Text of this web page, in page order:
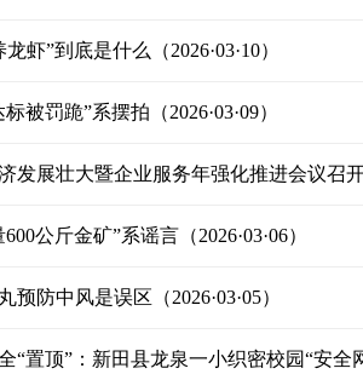
虾”到底是什么（2026·03·10）
被罚跪”系摆拍（2026·03·09）
发展壮大暨企业服务年强化推进会议召
公斤金矿”系谣言（2026·03·06）
防中风是误区（2026·03·05）
“置顶”：新田县龙泉一小织密校园“安全